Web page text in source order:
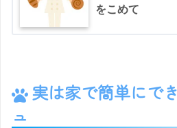
をこめて
実は家で簡単にで
ュ